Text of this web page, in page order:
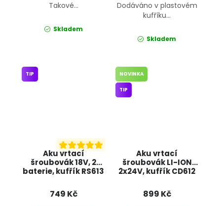
Takové...
Skladem
Dodáváno v plastovém
kufříku...
Skladem
Aku vrtací
šroubovák 18V, 2
baterie, kufřík RS613
TIP
749 Kč
Aku vrtací
šroubovák LI-ION
2x24V, kufřík CD612
NOVINKA
TIP
899 Kč